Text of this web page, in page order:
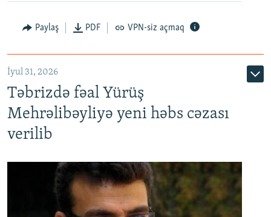
Paylaş PDF VPN-siz açmaq
İyul 31, 2026
Təbrizdə fəal Yürüş
Mehrəlibəyliyə yeni həbs cəzası
verilib